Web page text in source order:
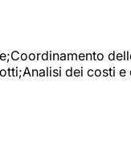
dei costi